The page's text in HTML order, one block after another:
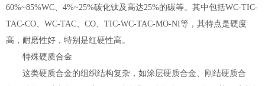
60%~85%WC、4%~25%碳化钛及高达25%的碳等。其中包括WC-TIC-
TAC-CO、WC-TAC、CO、TIC-WC-TAC-MO-NI等，其特点是硬度
高，耐磨性好，特别是红硬性高。
特殊硬质合金
这类硬质合金的组织结构复杂，如涂层硬质合金、刚结硬质合